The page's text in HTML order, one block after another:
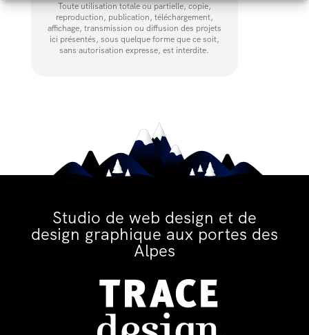
Toute utilisation totale ou partielle, copie,
reproduction, publication, téléchargement,
affichage, transmission ou diffusion des projets
ici présentés, sous quelque forme que ce soit,
sans autorisation expresse, est interdite.
Studio de web design et de
design graphique aux portes des
Alpes